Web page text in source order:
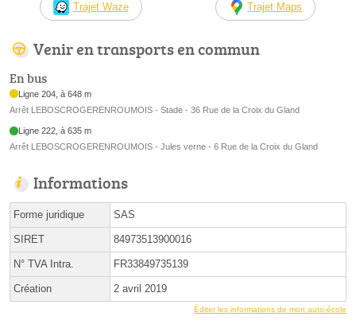
Trajet Waze Trajet Maps
Venir en transports en commun
En bus
Ligne 204, à 648 m
Arrêt LEBOSCROGERENROUMOIS - Stade - 36 Rue de la Croix du Gland
Ligne 222, à 635 m
Arrêt LEBOSCROGERENROUMOIS - Jules verne - 6 Rue de la Croix du Gland
Informations
Forme juridique SAS
SIRET 84973513900016
N° TVA Intra. FR33849735139
Création 2 avril 2019
Éditer les informations de mon auto-école